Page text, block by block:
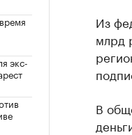
экс-
Из
млрд
В